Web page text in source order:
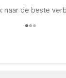
naar de beste